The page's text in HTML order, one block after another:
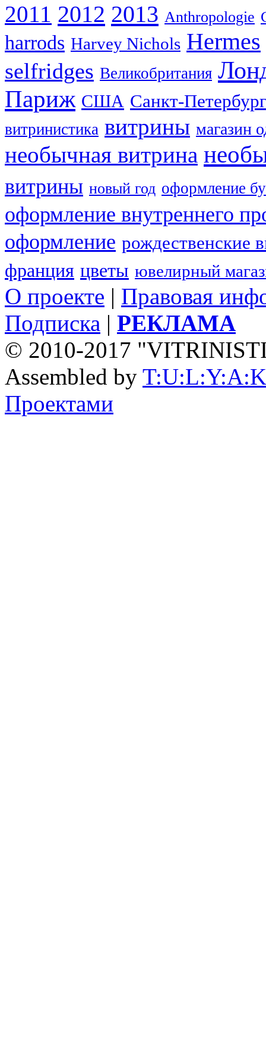
2011 2012 2013 Anthropologie
harrods Harvey Nichols Hermes
selfridges Великобритания
Париж США Санкт-
витринистика витрины магазин
необычная витрина
витрины новый год оформление
оформление внутреннего
оформление рождественские
франция цветы ювелирный
О проекте | Правовая
Подписка | РЕКЛАМА
© 2010-2017
Assembled by
Проектами